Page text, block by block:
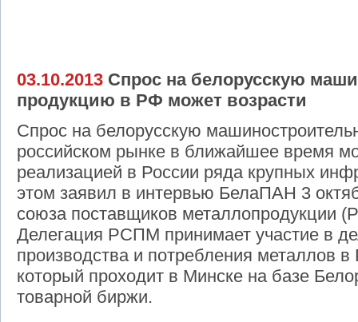
03.10.2013 Cпрос на белорусскую
продукцию в РФ может возрасти
Спрос на белорусскую
российском рынке в ближайшее время
реализацией в России ряда крупных
этом заявил в интервью БелаПАН 3
союза поставщиков металлопродукции
Делегация РСПМ принимает участие в
производства и потребления металлов
который проходит в Минске на базе
товарной биржи.